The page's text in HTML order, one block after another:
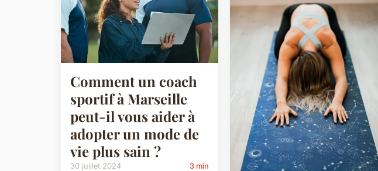
Comment un coach
sportif à Marseille
peut-il vous aider à
adopter un mode de
vie plus sain ?
30 juillet 2024 3 min